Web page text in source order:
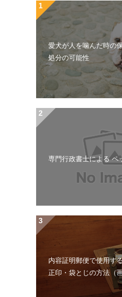
愛犬が人を噛んだ時の
処分の可能性
専門行政書士による ペ
内容証明郵便で使用す
正印・袋とじの方法（